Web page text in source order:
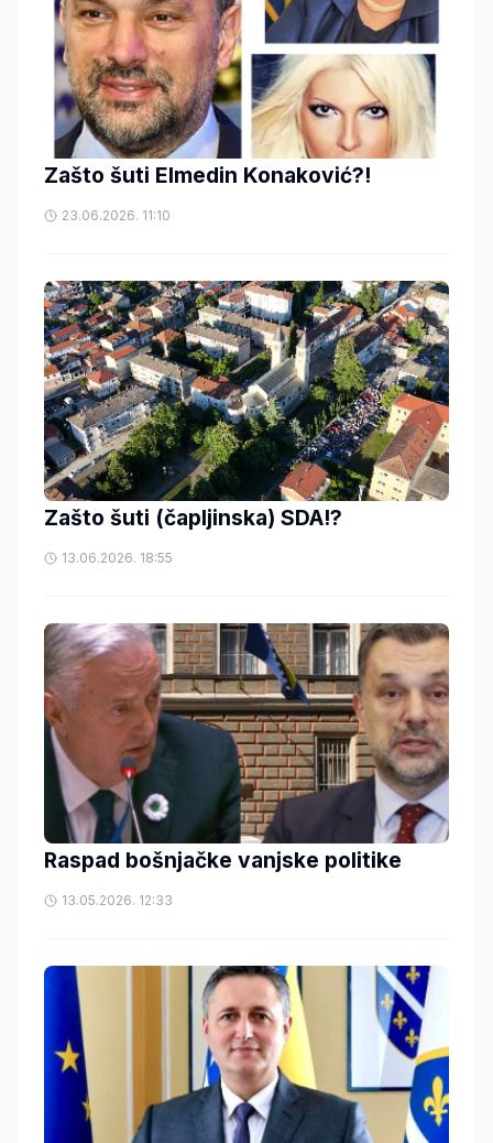
Zašto šuti Elmedin Konaković?!
23.06.2026. 11:10
Zašto šuti (čapljinska) SDA!?
13.06.2026. 18:55
Raspad bošnjačke vanjske politike
13.05.2026. 12:33